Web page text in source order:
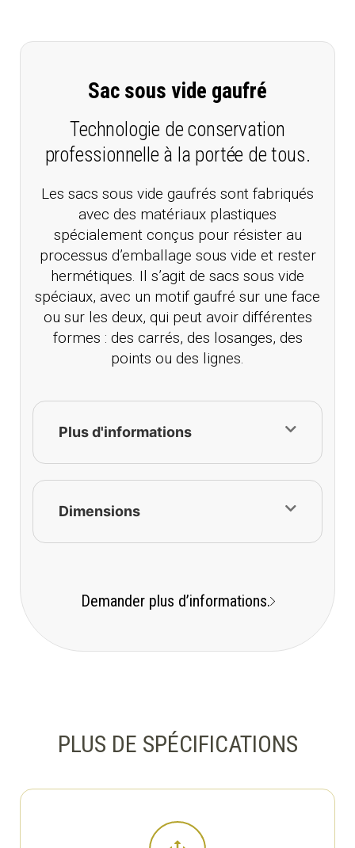
Sac sous vide gaufré
Technologie de conservation
professionnelle à la portée de tous.
Les sacs sous vide gaufrés sont fabriqués
avec des matériaux plastiques
spécialement conçus pour résister au
processus d’emballage sous vide et rester
hermétiques. Il s’agit de sacs sous vide
spéciaux, avec un motif gaufré sur une face
ou sur les deux, qui peut avoir différentes
formes : des carrés, des losanges, des
points ou des lignes.
Plus d'informations
Dimensions
Demander plus d’informations.
PLUS DE SPÉCIFICATIONS